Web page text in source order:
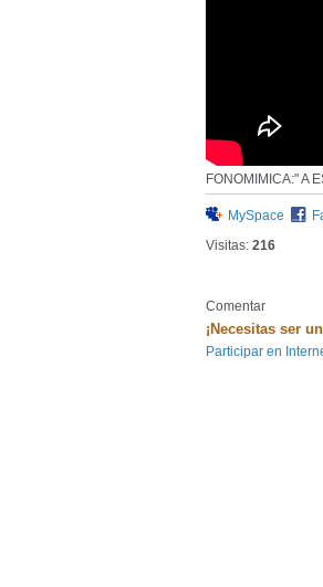
FONOMIMICA:" A
MySpace
Visitas: 216
Comentar
¡Necesitas ser
Participar en